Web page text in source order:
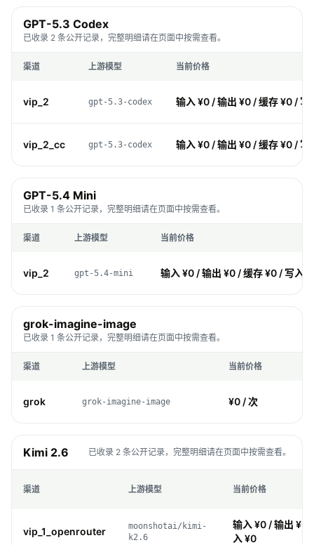
GPT-5.3 Codex
已收录 2 条公开记录，完整明细请在页面中按需查看。
渠道 上游模型 当前价格
vip_2 gpt-5.3-codex 输入 ¥0 / 输出 ¥0 / 缓存 ¥0 / 写
vip_2_cc gpt-5.3-codex 输入 ¥0 / 输出 ¥0 / 缓存 ¥0 / 写
GPT-5.4 Mini
已收录 1 条公开记录，完整明细请在页面中按需查看。
渠道 上游模型 当前价格
vip_2 gpt-5.4-mini 输入 ¥0 / 输出 ¥0 / 缓存 ¥0 / 写入
grok-imagine-image
已收录 1 条公开记录，完整明细请在页面中按需查看。
渠道 上游模型 当前价格
grok grok-imagine-image ¥0 / 次
Kimi 2.6 已收录 2 条公开记录，完整明细请在页面中按需查看。
渠道 上游模型 当前价格
vip_1_openrouter
moonshotai/kimi-
k2.6
输入 ¥0 / 输出 ¥0
入 ¥0